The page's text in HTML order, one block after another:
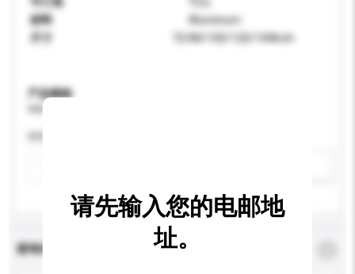
材料
Aluminum
72/84/100/120/144Inch
产品规格
查询内容
请先输入您的电邮地
址。